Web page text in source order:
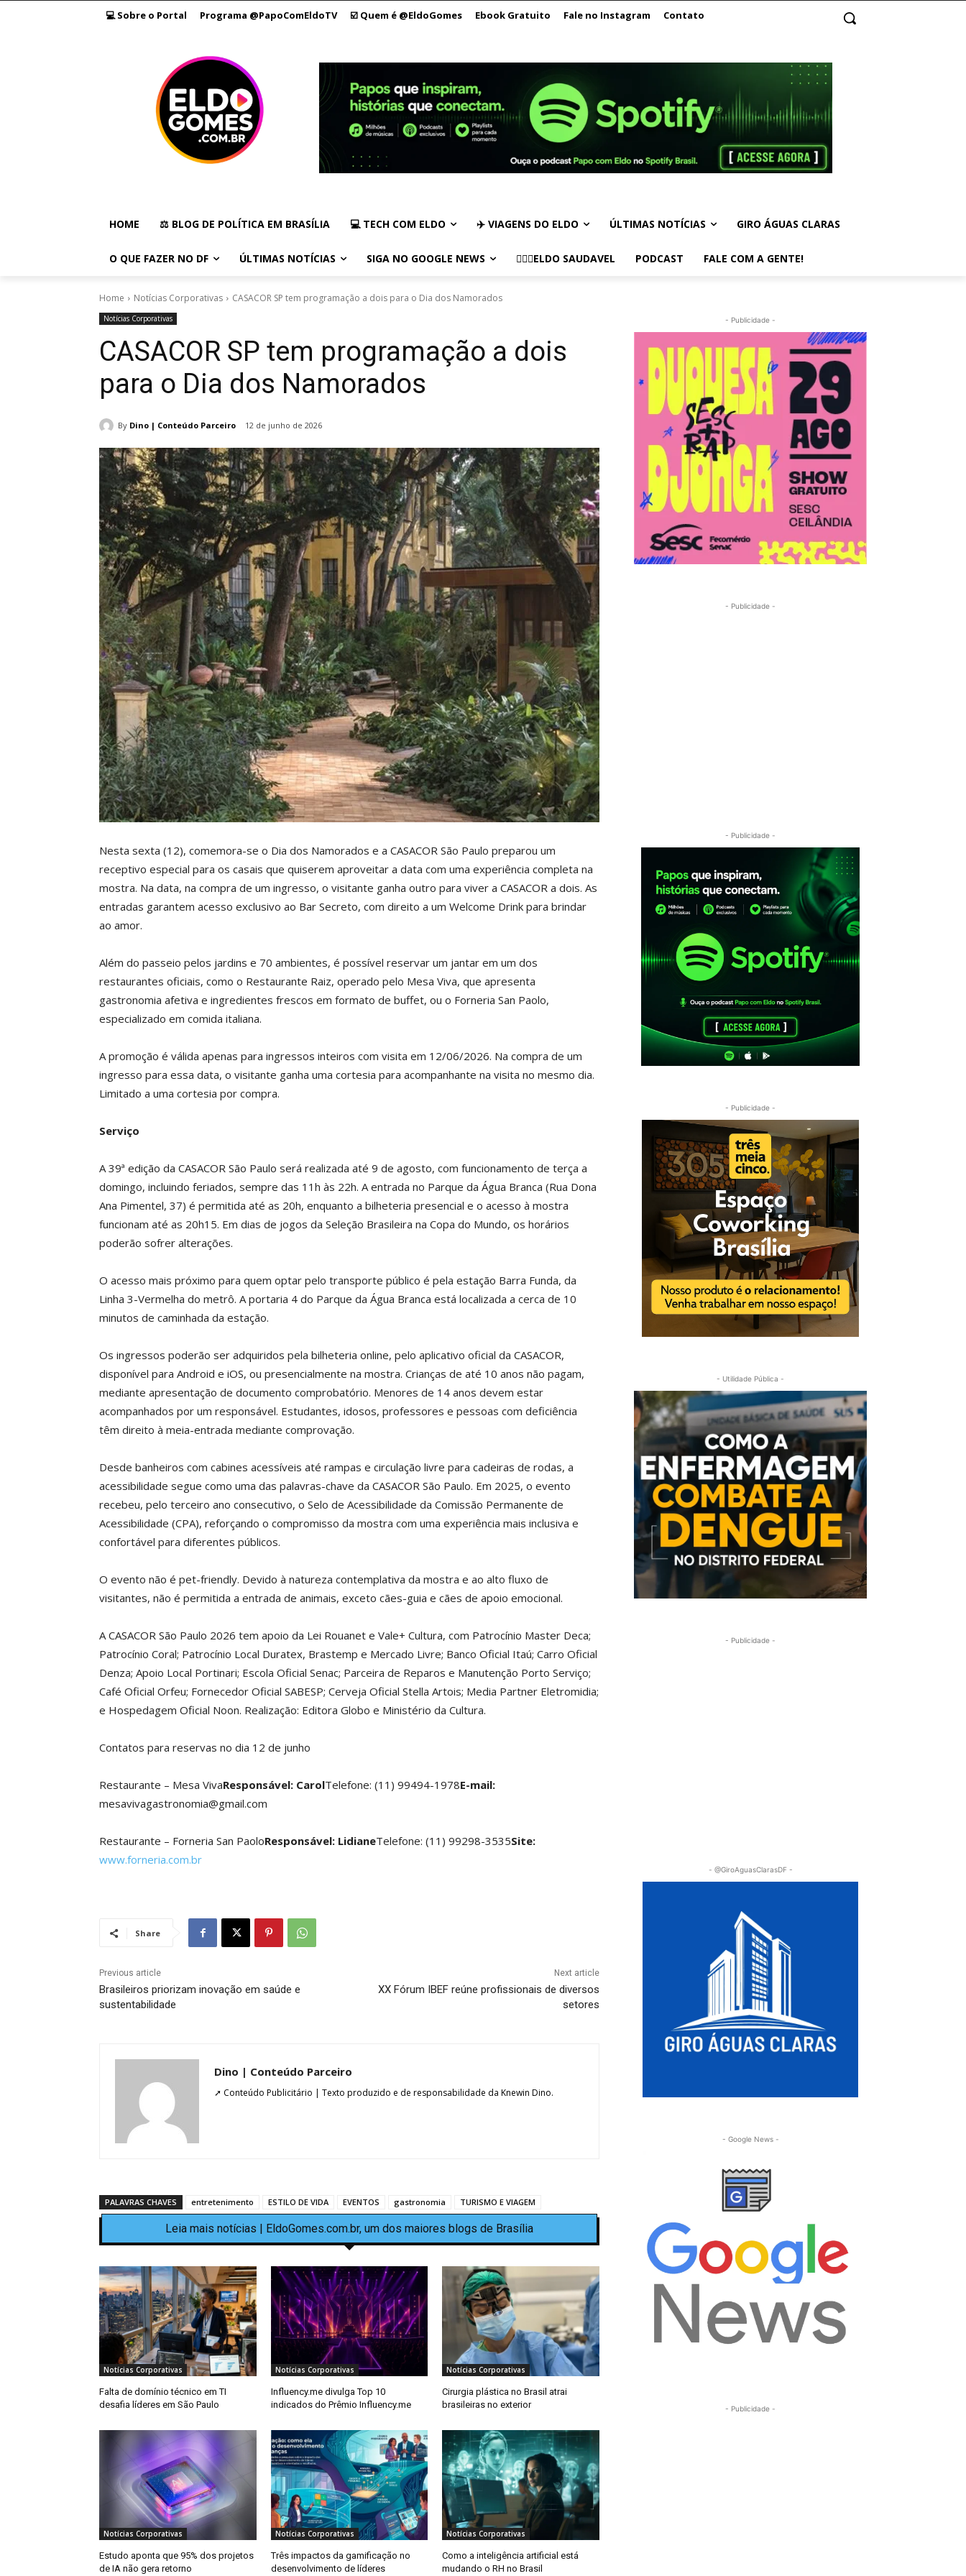
💻 Sobre o Portal Programa @PapoComEldoTV ☑️ Quem é @EldoGomes Ebook Gratuito Fale no Instagram Contato
HOME ⚖️ BLOG DE POLÍTICA EM BRASÍLIA 💻 TECH COM ELDO ✈️ VIAGENS DO ELDO ÚLTIMAS NOTÍCIAS GIRO ÁGUAS CLARAS
O QUE FAZER NO DF ÚLTIMAS NOTÍCIAS SIGA NO GOOGLE NEWS 🏃🏻‍♂️ELDO SAUDAVEL PODCAST FALE COM A GENTE!
Home Notícias Corporativas CASACOR SP tem programação a dois para o Dia dos Namorados
Notícias Corporativas
CASACOR SP tem programação a dois
para o Dia dos Namorados
By Dino | Conteúdo Parceiro 12 de junho de 2026
Nesta sexta (12), comemora-se o Dia dos Namorados e a CASACOR São Paulo preparou um
receptivo especial para os casais que quiserem aproveitar a data com uma experiência completa na
mostra. Na data, na compra de um ingresso, o visitante ganha outro para viver a CASACOR a dois. As
entradas garantem acesso exclusivo ao Bar Secreto, com direito a um Welcome Drink para brindar
ao amor.
Além do passeio pelos jardins e 70 ambientes, é possível reservar um jantar em um dos
restaurantes oficiais, como o Restaurante Raiz, operado pelo Mesa Viva, que apresenta
gastronomia afetiva e ingredientes frescos em formato de buffet, ou o Forneria San Paolo,
especializado em comida italiana.
A promoção é válida apenas para ingressos inteiros com visita em 12/06/2026. Na compra de um
ingresso para essa data, o visitante ganha uma cortesia para acompanhante na visita no mesmo dia.
Limitado a uma cortesia por compra.
Serviço
A 39ª edição da CASACOR São Paulo será realizada até 9 de agosto, com funcionamento de terça a
domingo, incluindo feriados, sempre das 11h às 22h. A entrada no Parque da Água Branca (Rua Dona
Ana Pimentel, 37) é permitida até as 20h, enquanto a bilheteria presencial e o acesso à mostra
funcionam até as 20h15. Em dias de jogos da Seleção Brasileira na Copa do Mundo, os horários
poderão sofrer alterações.
O acesso mais próximo para quem optar pelo transporte público é pela estação Barra Funda, da
Linha 3-Vermelha do metrô. A portaria 4 do Parque da Água Branca está localizada a cerca de 10
minutos de caminhada da estação.
Os ingressos poderão ser adquiridos pela bilheteria online, pelo aplicativo oficial da CASACOR,
disponível para Android e iOS, ou presencialmente na mostra. Crianças de até 10 anos não pagam,
mediante apresentação de documento comprobatório. Menores de 14 anos devem estar
acompanhados por um responsável. Estudantes, idosos, professores e pessoas com deficiência
têm direito à meia-entrada mediante comprovação.
Desde banheiros com cabines acessíveis até rampas e circulação livre para cadeiras de rodas, a
acessibilidade segue como uma das palavras-chave da CASACOR São Paulo. Em 2025, o evento
recebeu, pelo terceiro ano consecutivo, o Selo de Acessibilidade da Comissão Permanente de
Acessibilidade (CPA), reforçando o compromisso da mostra com uma experiência mais inclusiva e
confortável para diferentes públicos.
O evento não é pet-friendly. Devido à natureza contemplativa da mostra e ao alto fluxo de
visitantes, não é permitida a entrada de animais, exceto cães-guia e cães de apoio emocional.
A CASACOR São Paulo 2026 tem apoio da Lei Rouanet e Vale+ Cultura, com Patrocínio Master Deca;
Patrocínio Coral; Patrocínio Local Duratex, Brastemp e Mercado Livre; Banco Oficial Itaú; Carro Oficial
Denza; Apoio Local Portinari; Escola Oficial Senac; Parceira de Reparos e Manutenção Porto Serviço;
Café Oficial Orfeu; Fornecedor Oficial SABESP; Cerveja Oficial Stella Artois; Media Partner Eletromidia;
e Hospedagem Oficial Noon. Realização: Editora Globo e Ministério da Cultura.
Contatos para reservas no dia 12 de junho
Restaurante – Mesa VivaResponsável: CarolTelefone: (11) 99494-1978E-mail:
mesavivagastronomia@gmail.com
Restaurante – Forneria San PaoloResponsável: LidianeTelefone: (11) 99298-3535Site:
www.forneria.com.br
Share
Previous article
Brasileiros priorizam inovação em saúde e
sustentabilidade
Next article
XX Fórum IBEF reúne profissionais de diversos
setores
Dino | Conteúdo Parceiro
➚ Conteúdo Publicitário | Texto produzido e de responsabilidade da Knewin Dino.
PALAVRAS CHAVES entretenimento ESTILO DE VIDA EVENTOS gastronomia TURISMO E VIAGEM
Leia mais notícias | EldoGomes.com.br, um dos maiores blogs de Brasília
Notícias Corporativas
Falta de domínio técnico em TI
desafia líderes em São Paulo
Notícias Corporativas
Influency.me divulga Top 10
indicados do Prêmio Influency.me
Notícias Corporativas
Cirurgia plástica no Brasil atrai
brasileiras no exterior
Notícias Corporativas
Estudo aponta que 95% dos projetos
de IA não gera retorno
Notícias Corporativas
Três impactos da gamificação no
desenvolvimento de líderes
Notícias Corporativas
Como a inteligência artificial está
mudando o RH no Brasil
- Publicidade -
- Publicidade -
- Publicidade -
- Publicidade -
- Utilidade Pública -
- Publicidade -
- @GiroAguasClarasDF -
- Google News -
- Publicidade -